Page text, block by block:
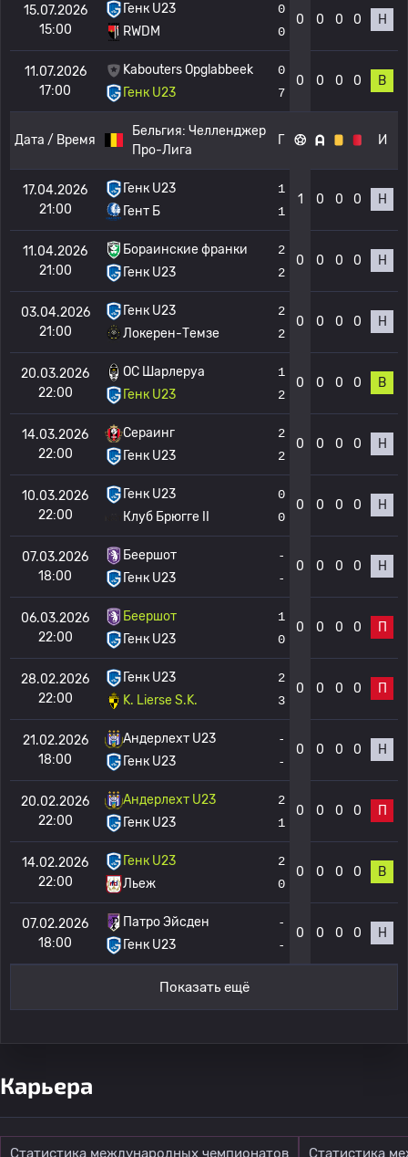
15.07.2026
15:00
Генк U23
RWDM
0
0
0 0 0 0 Н
11.07.2026
17:00
Kabouters Opglabbeek
Генк U23
0
7
0 0 0 0 В
Дата / Время
Бельгия: Челленджер
Про-Лига
Г И
17.04.2026
21:00
Генк U23
Гент Б
1
1
1 0 0 0 Н
11.04.2026
21:00
Бораинские франки
Генк U23
2
2
0 0 0 0 Н
03.04.2026
21:00
Генк U23
Локерен-Темзе
2
2
0 0 0 0 Н
20.03.2026
22:00
OC Шарлеруа
Генк U23
1
2
0 0 0 0 В
14.03.2026
22:00
Сераинг
Генк U23
2
2
0 0 0 0 Н
10.03.2026
22:00
Генк U23
Клуб Брюгге II
0
0
0 0 0 0 Н
07.03.2026
18:00
Беершот
Генк U23
-
-
0 0 0 0 Н
06.03.2026
22:00
Беершот
Генк U23
1
0
0 0 0 0 П
28.02.2026
22:00
Генк U23
K. Lierse S.K.
2
3
0 0 0 0 П
21.02.2026
18:00
Андерлехт U23
Генк U23
-
-
0 0 0 0 Н
20.02.2026
22:00
Андерлехт U23
Генк U23
2
1
0 0 0 0 П
14.02.2026
22:00
Генк U23
Льеж
2
0
0 0 0 0 В
07.02.2026
18:00
Патро Эйсден
Генк U23
-
-
0 0 0 0 Н
Показать ещё
Карьера
Статистика международных чемпионатов Статистика